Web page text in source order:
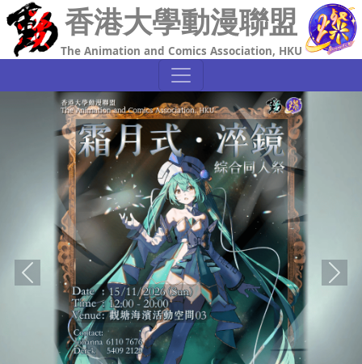
香港大學動漫聯盟
The Animation and Comics Association, HKU
Previous Next